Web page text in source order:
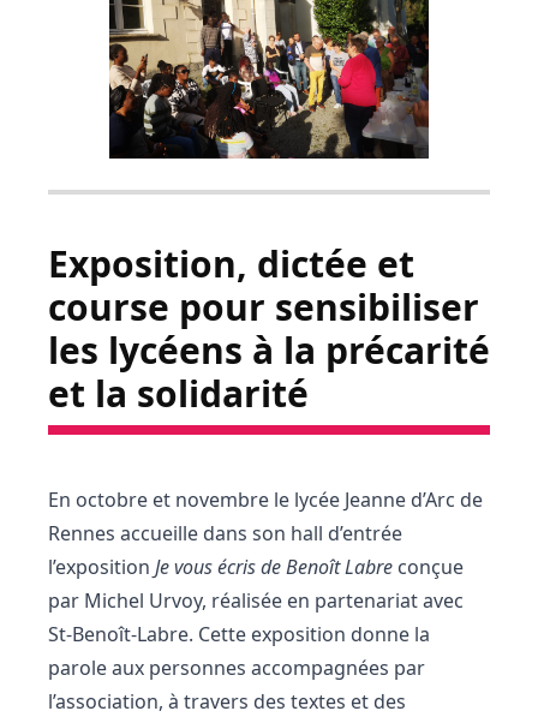
Exposition, dictée et
course pour sensibiliser
les lycéens à la précarité
et la solidarité
En octobre et novembre le lycée Jeanne d’Arc de
Rennes accueille dans son hall d’entrée
l’exposition Je vous écris de Benoît Labre conçue
par Michel Urvoy, réalisée en partenariat avec
St-Benoît-Labre. Cette exposition donne la
parole aux personnes accompagnées par
l’association, à travers des textes et des